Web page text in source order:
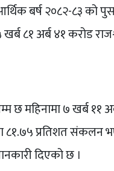
बर्ष २०८२-८३ को
खर्ब ८१ अर्ब ४१ करोड
छ महिनामा ७ खर्ब ११
८१.७५ प्रतिशत संकलन
दिएको छ ।